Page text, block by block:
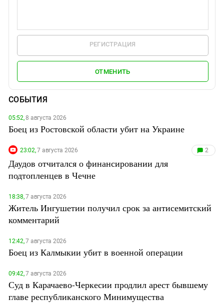
РЕГИСТРАЦИЯ
ОТМЕНИТЬ
СОБЫТИЯ
05:52,8 августа 2026
Боец из Ростовской области убит на Украине
23:02,7 августа 2026 2
Даудов отчитался о финансировании для
подтопленцев в Чечне
18:38,7 августа 2026
Житель Ингушетии получил срок за антисемитский
комментарий
12:42,7 августа 2026
Боец из Калмыкии убит в военной операции
09:42,7 августа 2026
Суд в Карачаево-Черкесии продлил арест бывшему
главе республиканского Минимущества